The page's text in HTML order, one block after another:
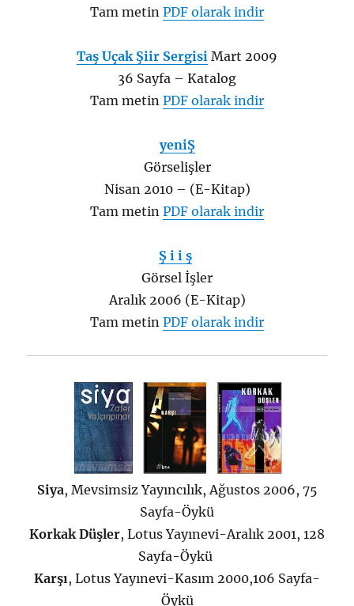
Tam metin PDF olarak indir
Taş Uçak Şiir Sergisi Mart 2009
36 Sayfa – Katalog
Tam metin PDF olarak indir
yeniŞ
Görselişler
Nisan 2010 – (E-Kitap)
Tam metin PDF olarak indir
Ş i i ş
Görsel İşler
Aralık 2006 (E-Kitap)
Tam metin PDF olarak indir
Siya, Mevsimsiz Yayıncılık, Ağustos 2006, 75
Sayfa-Öykü
Korkak Düşler, Lotus Yayınevi-Aralık 2001, 128
Sayfa-Öykü
Karşı, Lotus Yayınevi-Kasım 2000,106 Sayfa-
Öykü